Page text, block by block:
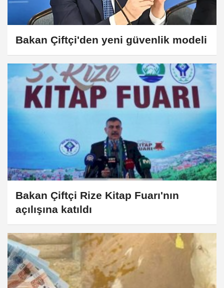
Bakan Çiftçi'den yeni güvenlik modeli
Bakan Çiftçi Rize Kitap Fuarı'nın
açılışına katıldı